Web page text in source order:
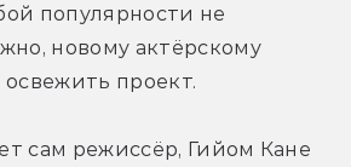
популярности не
новому актёрскому
освежить проект.
сам режиссёр, Гийом Кане